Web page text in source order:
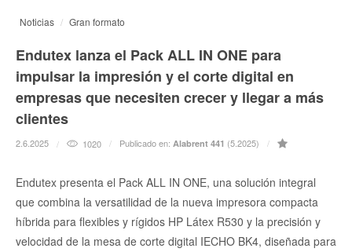
Noticias Gran formato
Endutex lanza el Pack ALL IN ONE para
impulsar la impresión y el corte digital en
empresas que necesiten crecer y llegar a más
clientes
2.6.2025 1020 Publicado en: Alabrent 441 (5.2025)
Endutex presenta el Pack ALL IN ONE, una solución integral
que combina la versatilidad de la nueva impresora compacta
híbrida para flexibles y rígidos HP Látex R530 y la precisión y
velocidad de la mesa de corte digital IECHO BK4, diseñada para